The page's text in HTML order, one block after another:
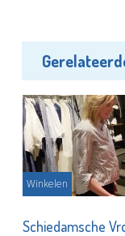
Winkelen
Schiedamsche